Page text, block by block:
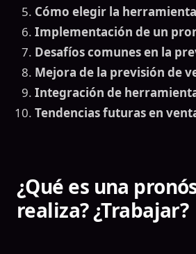
Cómo elegir la
Implementación de un
Desafíos comunes en la
Mejora de la previsión de
Integración de
Tendencias futuras en
¿Qué es una
realiza? ¿Trabajar?